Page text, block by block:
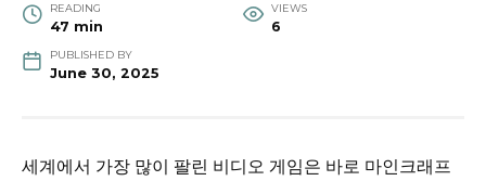
READING
47 min
VIEWS
6
PUBLISHED BY
June 30, 2025
세계에서 가장 많이 팔린 비디오 게임은 바로 마인크래프